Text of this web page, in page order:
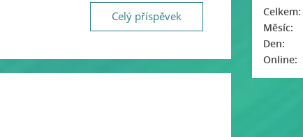
Celý příspěvek
Online:
Celkem:
Měsíc:
Den: